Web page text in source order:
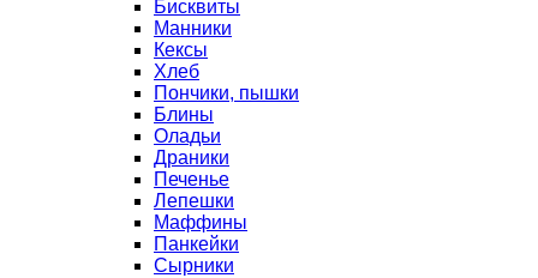
Бисквиты
Манники
Кексы
Хлеб
Пончики, пышки
Блины
Оладьи
Драники
Печенье
Лепешки
Маффины
Панкейки
Сырники